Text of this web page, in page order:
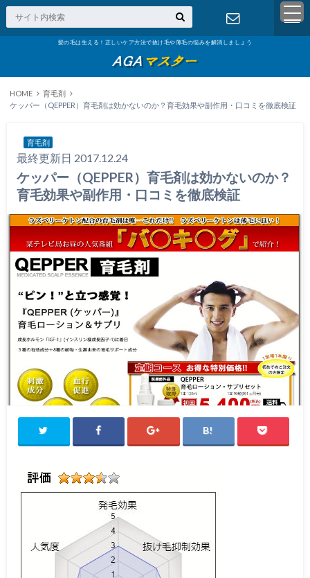
髪の毛は生える！正しいケア方法で抜け毛や薄毛の悩みを解消しましょう
HOME
育毛剤
ケッパー（QEPPER）育毛剤は効かないのか？育毛効果や副作用・口コミを徹底検証
育毛剤
最終更新日 2017.12.24
ケッパー（QEPPER）育毛剤は効かないのか？
育毛効果や副作用・口コミを徹底検証